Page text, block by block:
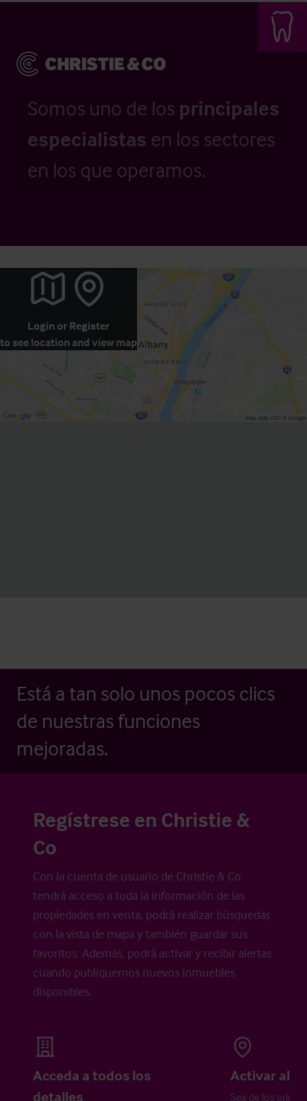
Somos uno de los principales
especialistas en los sectores
en los que operamos.
Login or Register
to see location and view map
Está a tan solo unos pocos clics
de nuestras funciones
mejoradas.
Regístrese en Christie &
Co
Con la cuenta de usuario de Christie & Co
tendrá acceso a toda la información de las
propiedades en venta, podrá realizar búsquedas
con la vista de mapa y también guardar sus
favoritos. Además, podrá activar y recibir alertas
cuando publiquemos nuevos inmuebles
disponibles.
Acceda a todos los
detalles
Activar
Sea de los